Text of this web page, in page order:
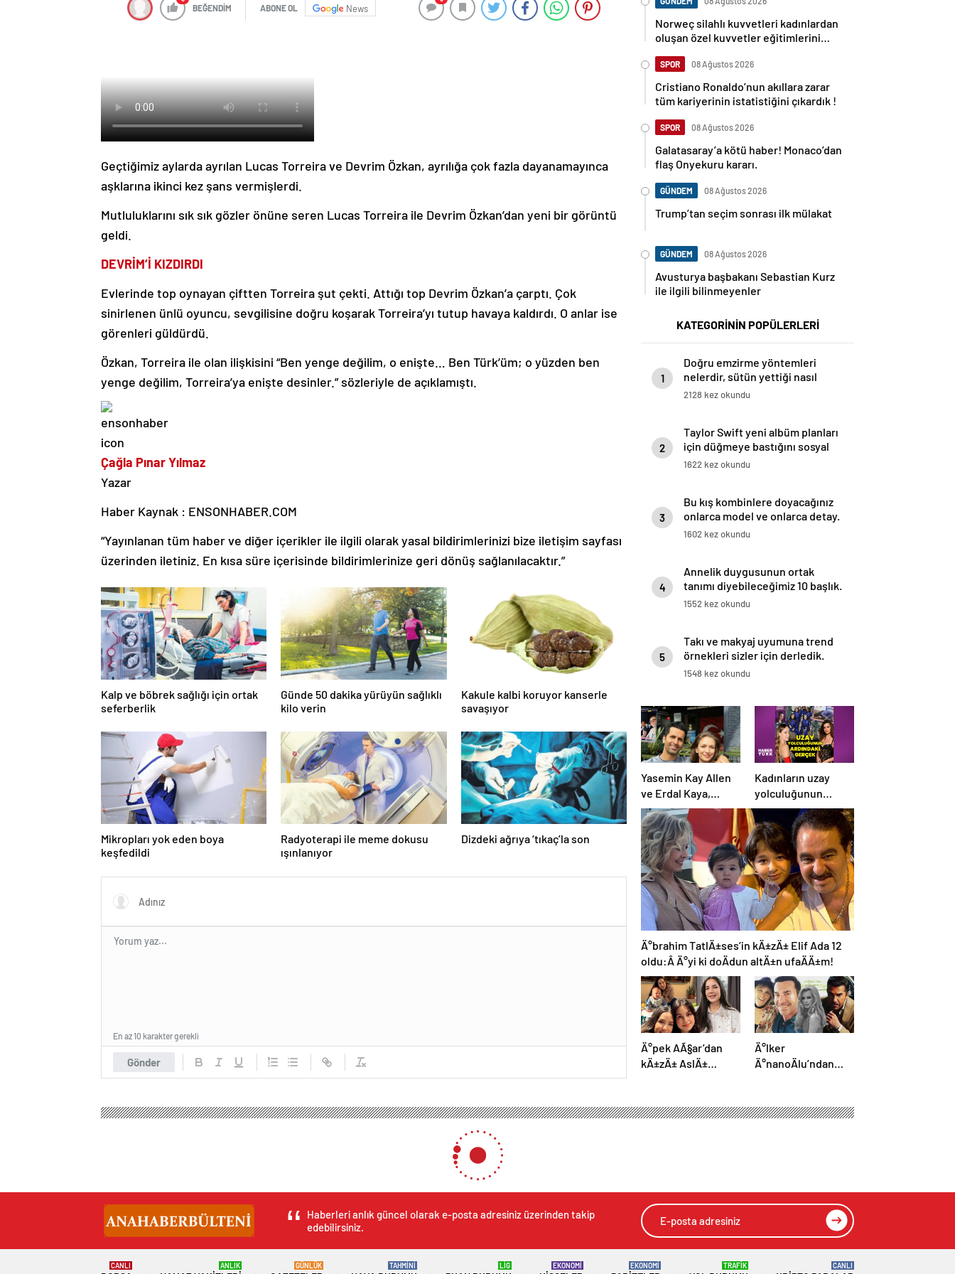
BEĞENDİM ABONE OL News
Geçtiğimiz aylarda ayrılan Lucas Torreira ve Devrim Özkan, ayrılığa çok fazla dayanamayınca
aşklarına ikinci kez şans vermişlerdi.
Mutluluklarını sık sık gözler önüne seren Lucas Torreira ile Devrim Özkan’dan yeni bir görüntü
geldi.
DEVRİM’İ KIZDIRDI
Evlerinde top oynayan çiftten Torreira şut çekti. Attığı top Devrim Özkan’a çarptı. Çok
sinirlenen ünlü oyuncu, sevgilisine doğru koşarak Torreira’yı tutup havaya kaldırdı. O anlar ise
görenleri güldürdü.
Özkan, Torreira ile olan ilişkisini “Ben yenge değilim, o enişte… Ben Türk’üm; o yüzden ben
yenge değilim, Torreira’ya enişte desinler.” sözleriyle de açıklamıştı.
Çağla Pınar Yılmaz
Yazar
Haber Kaynak : ENSONHABER.COM
“Yayınlanan tüm haber ve diğer içerikler ile ilgili olarak yasal bildirimlerinizi bize iletişim sayfası
üzerinden iletiniz. En kısa süre içerisinde bildirimlerinize geri dönüş sağlanılacaktır.”
Kalp ve böbrek sağlığı için ortak
seferberlik
Günde 50 dakika yürüyün sağlıklı
kilo verin
Kakule kalbi koruyor kanserle
savaşıyor
Mikropları yok eden boya
keşfedildi
Radyoterapi ile meme dokusu
ışınlanıyor
Dizdeki ağrıya ‘tıkaç’la son
Gönder
En az 10 karakter gerekli
Norweç silahlı kuvvetleri kadınlardan
oluşan özel kuvvetler eğitimlerini
SPOR 08 Ağustos 2026
Cristiano Ronaldo’nun akıllara zarar
tüm kariyerinin istatistiğini çıkardık !
SPOR 08 Ağustos 2026
Galatasaray’a kötü haber! Monaco’dan
flaş Onyekuru kararı.
GÜNDEM 08 Ağustos 2026
Trump’tan seçim sonrası ilk mülakat
GÜNDEM 08 Ağustos 2026
Avusturya başbakanı Sebastian Kurz
ile ilgili bilinmeyenler
KATEGORİNİN POPÜLERLERİ
1
Doğru emzirme yöntemleri
nelerdir, sütün yettiği nasıl
anlaşılır?
2128 kez okundu
2
Taylor Swift yeni albüm planları
için düğmeye bastığını sosyal
medyadan duyurdu!
1622 kez okundu
3
Bu kış kombinlere doyacağınız
onlarca model ve onlarca detay.
1602 kez okundu
4
Annelik duygusunun ortak
tanımı diyebileceğimiz 10 başlık.
1552 kez okundu
5
Takı ve makyaj uyumuna trend
örnekleri sizler için derledik.
1548 kez okundu
Yasemin Kay Allen
ve Erdal Kaya,
romantik
paylaşımlarına
devam ediyor
Kadınların uzay
yolculuğunun
ardındaki gerçek:
Eleştirenler ve
mürettebatın
savunması
Ä°brahim TatlÄ±ses’in kÄ±zÄ± Elif Ada 12
oldu:Â Ä°yi ki doÄdun altÄ±n ufaÄÄ±m!
Ä°pek AÃ§ar’dan
kÄ±zÄ± AslÄ±
Ä°lker
Ä°nanoÄlu’ndan
Hepinize tek tek
Haberleri anlık güncel olarak e-posta adresiniz üzerinden takip
edebilirsiniz.
CANLI ANLIK GÜNLÜK TAHMİNİ LİG EKONOMİ EKONOMİ TRAFİK CANLI